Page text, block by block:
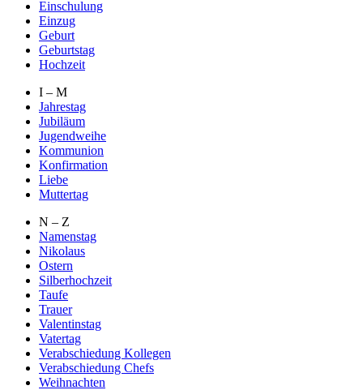
Einschulung
Einzug
Geburt
Geburtstag
Hochzeit
I – M
Jahrestag
Jubiläum
Jugendweihe
Kommunion
Konfirmation
Liebe
Muttertag
N – Z
Namenstag
Nikolaus
Ostern
Silberhochzeit
Taufe
Trauer
Valentinstag
Vatertag
Verabschiedung Kollegen
Verabschiedung Chefs
Weihnachten